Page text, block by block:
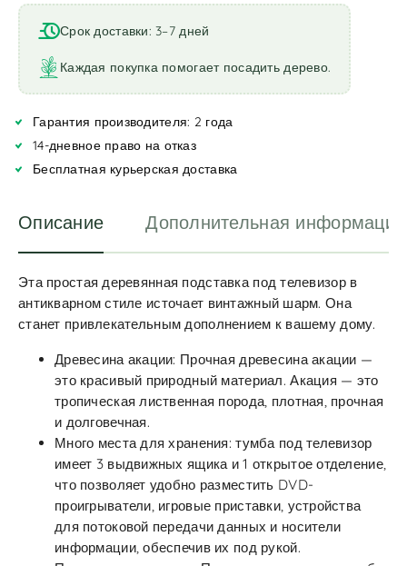
l
t
e
r
n
t
i
Срок доставки: 3–7 дней
Каждая покупка помогает посадить дерево.
Гарантия производителя: 2 года
14-дневное право на отказ
Бесплатная курьерская доставка
Описание Дополнительная информация
Эта простая деревянная подставка под телевизор в
антикварном стиле источает винтажный шарм. Она
станет привлекательным дополнением к вашему дому.
Древесина акации: Прочная древесина акации —
это красивый природный материал. Акация — это
тропическая лиственная порода, плотная, прочная
и долговечная.
Много места для хранения: тумба под телевизор
имеет 3 выдвижных ящика и 1 открытое отделение,
что позволяет удобно разместить DVD-
проигрыватели, игровые приставки, устройства
для потоковой передачи данных и носители
информации, обеспечив их под рукой.